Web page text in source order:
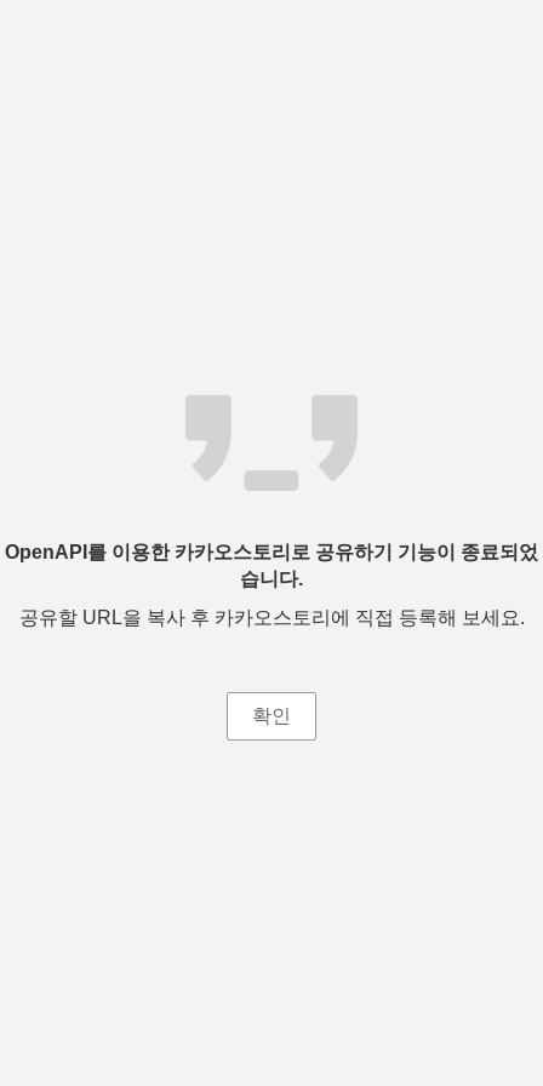
OpenAPI를 이용한 카카오스토리로 공유하기 기능이 종료되었
습니다.
공유할 URL을 복사 후 카카오스토리에 직접 등록해 보세요.
확인